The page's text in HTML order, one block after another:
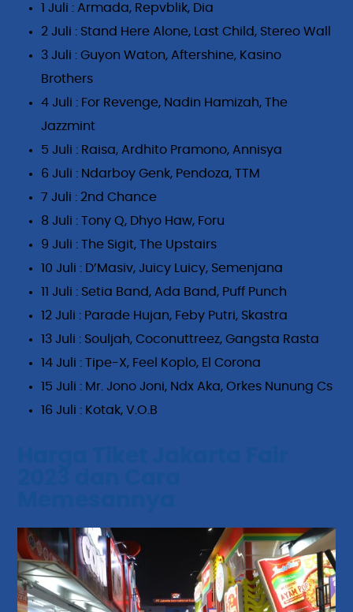
1 Juli : Armada, Repvblik, Dia
2 Juli : Stand Here Alone, Last Child, Stereo Wall
3 Juli : Guyon Waton, Aftershine, Kasino
Brothers
4 Juli : For Revenge, Nadin Hamizah, The
Jazzmint
5 Juli : Raisa, Ardhito Pramono, Annisya
6 Juli : Ndarboy Genk, Pendoza, TTM
7 Juli : 2nd Chance
8 Juli : Tony Q, Dhyo Haw, Foru
9 Juli : The Sigit, The Upstairs
10 Juli : D’Masiv, Juicy Luicy, Semenjana
11 Juli : Setia Band, Ada Band, Puff Punch
12 Juli : Parade Hujan, Feby Putri, Skastra
13 Juli : Souljah, Coconuttreez, Gangsta Rasta
14 Juli : Tipe-X, Feel Koplo, El Corona
15 Juli : Mr. Jono Joni, Ndx Aka, Orkes Nunung Cs
16 Juli : Kotak, V.O.B